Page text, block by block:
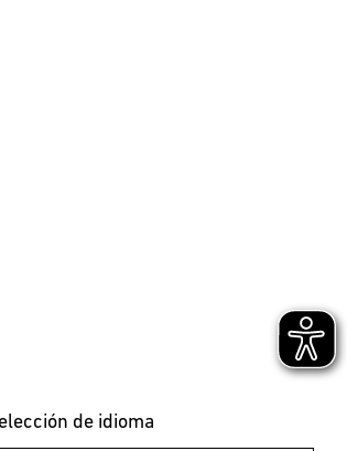
de idioma